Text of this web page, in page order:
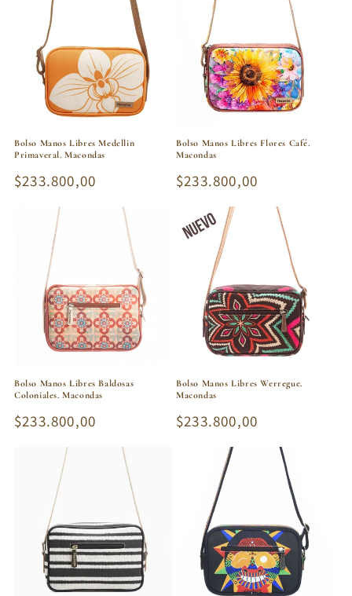
Bolso Manos Libres Medellin
Primaveral. Macondas
Precio
habitual
$233.800,00
Bolso Manos Libres Flores Café.
Macondas
Precio
habitual
$233.800,00
Bolso Manos Libres Baldosas
Coloniales. Macondas
Precio
habitual
$233.800,00
Bolso Manos Libres Werregue.
Macondas
Precio
habitual
$233.800,00